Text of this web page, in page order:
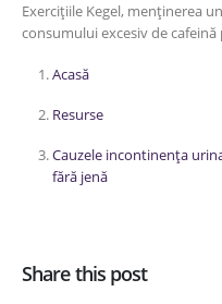
Exercițiile Kegel, menținerea
consumului excesiv de
Acasă
Resurse
Cauzele incontinența
fără jenă
Share this post